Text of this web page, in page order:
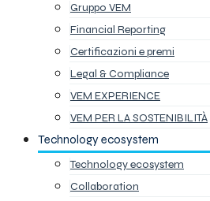
Gruppo VEM
Financial Reporting
Certificazioni e premi
Legal & Compliance
VEM EXPERIENCE
VEM PER LA SOSTENIBILITÀ
Technology ecosystem
Technology ecosystem
Collaboration